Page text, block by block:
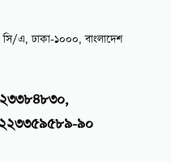
এ, ঢাকা-১০০০, বাংলাদেশ
৯০